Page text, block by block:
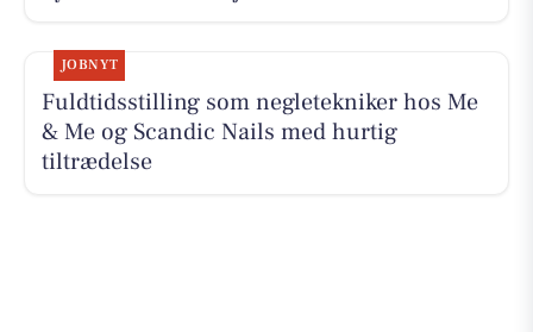
JOBNYT
Fuldtidsstilling som negletekniker hos Me
& Me og Scandic Nails med hurtig
tiltrædelse